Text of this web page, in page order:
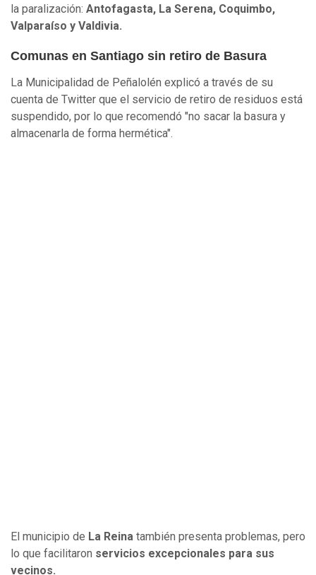
la paralización: Antofagasta, La Serena, Coquimbo,
Valparaíso y Valdivia.
Comunas en Santiago sin retiro de Basura
La Municipalidad de Peñalolén explicó a través de su
cuenta de Twitter que el servicio de retiro de residuos está
suspendido, por lo que recomendó "no sacar la basura y
almacenarla de forma hermética".
El municipio de La Reina también presenta problemas, pero
lo que facilitaron servicios excepcionales para sus
vecinos.